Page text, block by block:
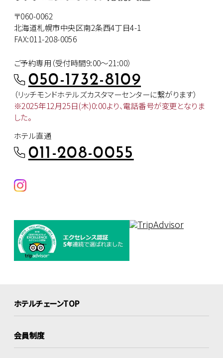
〒060-0062
北海道札幌市中央区南2条西4丁目4-1
FAX:011-208-0056
ご予約専用（受付時間9:00～21:00）
050-1732-8109
（リッチモンドホテルズカスタマーセンターに繋がります）
※2025年12月25日(木)0:00より、電話番号が変更となりま
した。
ホテル直通
011-208-0055
ホテルチェーンTOP
会員制度